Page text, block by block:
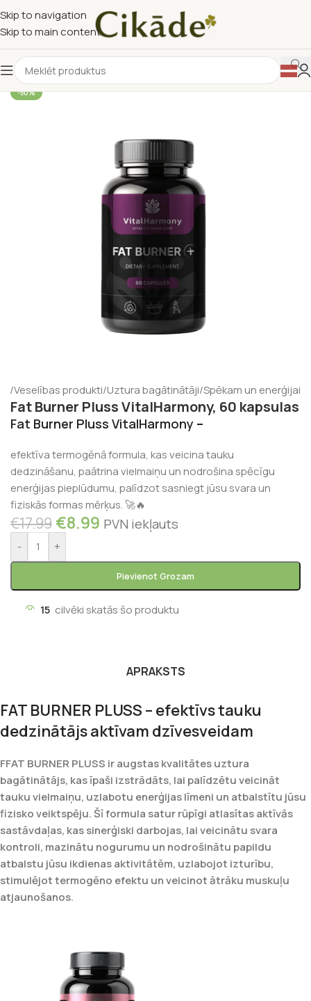
Skip to navigation
Skip to main content
-50%
/Veselības produkti/Uztura bagātinātāji/Spēkam un enerģijai
Fat Burner Pluss VitalHarmony, 60 kapsulas
Fat Burner Pluss VitalHarmony –
efektīva termogēnā formula, kas veicina tauku
dedzināšanu, paātrina vielmaiņu un nodrošina spēcīgu
enerģijas pieplūdumu, palīdzot sasniegt jūsu svara un
fiziskās formas mērķus. 🚀🔥
€17.99 €8.99 PVN iekļauts
- +
Pievienot Grozam
15 cilvēki skatās šo produktu
APRAKSTS
FAT BURNER PLUSS – efektīvs tauku
dedzinātājs aktīvam dzīvesveidam
FFAT BURNER PLUSS ir augstas kvalitātes uztura
bagātinātājs, kas īpaši izstrādāts, lai palīdzētu veicināt
tauku vielmaiņu, uzlabotu enerģijas līmeni un atbalstītu jūsu
fizisko veiktspēju. Šī formula satur rūpīgi atlasītas aktīvās
sastāvdaļas, kas sinerģiski darbojas, lai veicinātu svara
kontroli, mazinātu nogurumu un nodrošinātu papildu
atbalstu jūsu ikdienas aktivitātēm, uzlabojot izturību,
stimulējot termogēno efektu un veicinot ātrāku muskuļu
atjaunošanos.